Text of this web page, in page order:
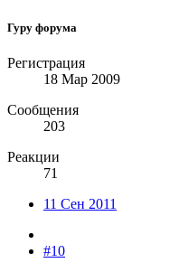
Гуру форума
Регистрация
18 Мар 2009
Сообщения
203
Реакции
71
11 Сен 2011
#10